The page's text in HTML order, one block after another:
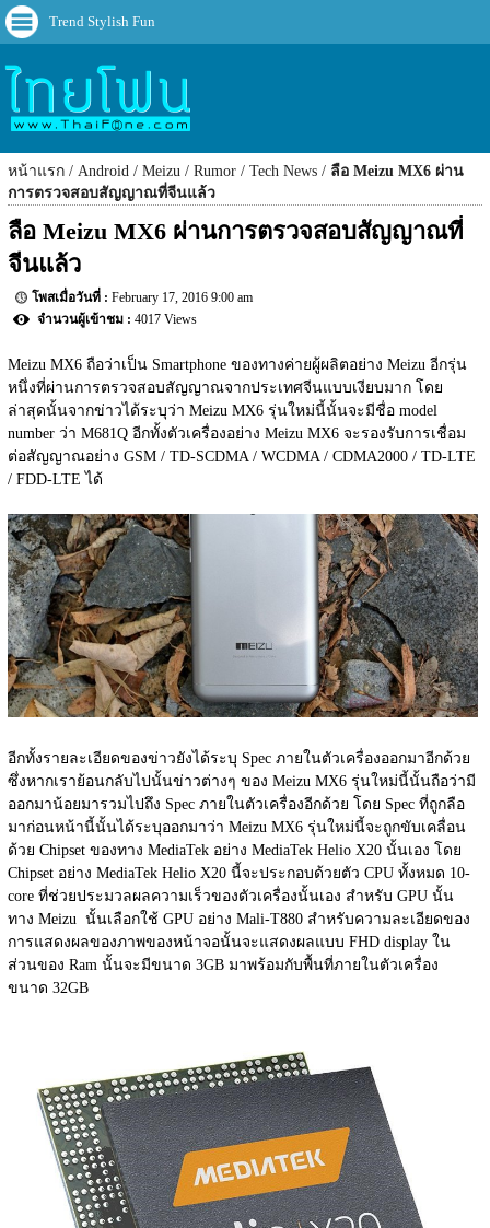
Trend Stylish Fun
หน้าแรก Android Meizu Rumor Tech News
ลือ Meizu MX6 ผ่าน
การตรวจสอบสัญญาณที่จีนแล้ว
ลือ Meizu MX6 ผ่านการตรวจสอบสัญญาณที่
จีนแล้ว
February 17, 2016 9:00 am
4017 Views
Meizu MX6 ถือว่าเป็น Smartphone ของทางค่ายผู้ผลิตอย่าง Meizu อีกรุ่น
หนึ่งที่ผ่านการตรวจสอบสัญญาณจากประเทศจีนแบบเงียบมาก โดย
ล่าสุดนั้นจากข่าวได้ระบุว่า Meizu MX6 รุ่นใหม่นี้นั้นจะมีชื่อ model
number ว่า M681Q อีกทั้งตัวเครื่องอย่าง Meizu MX6 จะรองรับการเชื่อม
ต่อสัญญาณอย่าง GSM / TD-SCDMA / WCDMA / CDMA2000 / TD-LTE
/ FDD-LTE ได้
อีกทั้งรายละเอียดของข่าวยังได้ระบุ Spec ภายในตัวเครื่องออกมาอีกด้วย
ซึ่งหากเราย้อนกลับไปนั้นข่าวต่างๆ ของ Meizu MX6 รุ่นใหม่นี้นั้นถือว่ามี
ออกมาน้อยมารวมไปถึง Spec ภายในตัวเครื่องอีกด้วย โดย Spec ที่ถูกลือ
มาก่อนหน้านี้นั้นได้ระบุออกมาว่า Meizu MX6 รุ่นใหม่นี้จะถูกขับเคลื่อน
ด้วย Chipset ของทาง MediaTek อย่าง MediaTek Helio X20 นั้นเอง โดย
Chipset อย่าง MediaTek Helio X20 นี้จะประกอบด้วยตัว CPU ทั้งหมด 10-
core ที่ช่วยประมวลผลความเร็วของตัวเครื่องนั้นเอง สำหรับ GPU นั้น
ทาง Meizu  นั้นเลือกใช้ GPU อย่าง Mali-T880 สำหรับความละเอียดของ
การแสดงผลของภาพของหน้าจอนั้นจะแสดงผลแบบ FHD display ใน
ส่วนของ Ram นั้นจะมีขนาด 3GB มาพร้อมกับพื้นที่ภายในตัวเครื่อง
ขนาด 32GB